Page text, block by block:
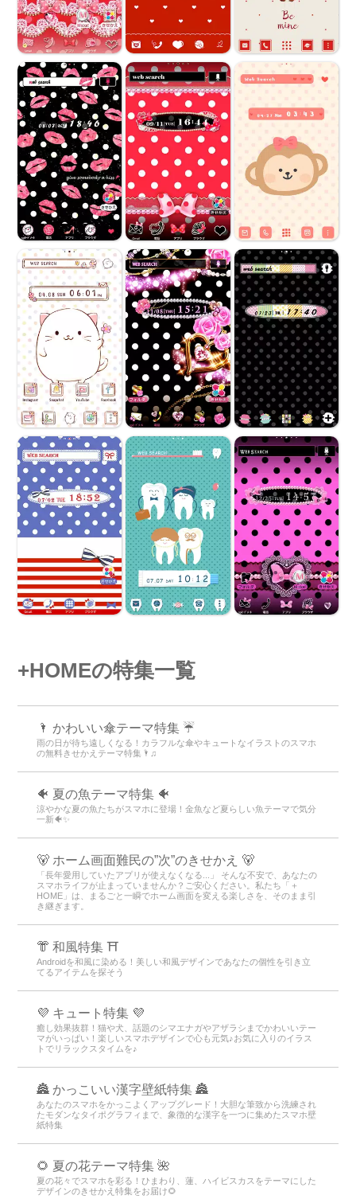
+HOMEの特集一覧
🌂 かわいい傘テーマ特集 ☔
雨の日が待ち遠しくなる！カラフルな傘やキュートなイラストのスマホ
の無料きせかえテーマ特集🌂♫
🐠 夏の魚テーマ特集 🐠
涼やかな夏の魚たちがスマホに登場！金魚など夏らしい魚テーマで気分
一新🐠✨
🐻 ホーム画面難民の”次”のきせかえ 🐻
「長年愛用していたアプリが使えなくなる...」 そんな不安で、あなたの
スマホライフが止まっていませんか？ご安心ください。私たち「＋
HOME」は、まるごと一瞬でホーム画面を変える楽しさを、そのまま引
き継ぎます。
👘 和風特集 ⛩
Androidを和風に染める！美しい和風デザインであなたの個性を引き立
てるアイテムを探そう
💜 キュート特集 💜
癒し効果抜群！猫や犬、話題のシマエナガやアザラシまでかわいいテー
マがいっぱい！楽しいスマホデザインで心も元気♪お気に入りのイラス
トでリラックスタイムを♪
🏯 かっこいい漢字壁紙特集 🏯
あなたのスマホをかっこよくアップグレード！大胆な筆致から洗練され
たモダンなタイポグラフィまで、象徴的な漢字を一つに集めたスマホ壁
紙特集
🌻 夏の花テーマ特集 🌺
夏の花々でスマホを彩る！ひまわり、蓮、ハイビスカスをテーマにした
デザインのきせかえ特集をお届け🌻